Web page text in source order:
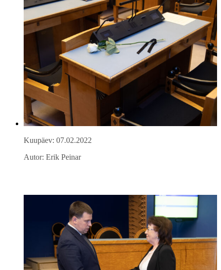
Kuupäev: 07.02.2022
Autor: Erik Peinar